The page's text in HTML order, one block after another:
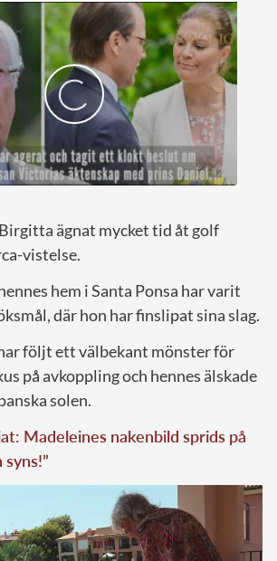
ägnat mycket tid åt golf
vistelse.
hem i Santa Ponsa har varit
där hon har finslipat sina slag.
följt ett välbekant mönster för
på avkoppling och hennes älskade
solen.
Madeleines nakenbild sprids på